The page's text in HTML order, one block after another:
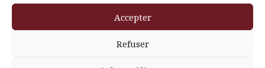
Accepter
Refuser
Themeisle